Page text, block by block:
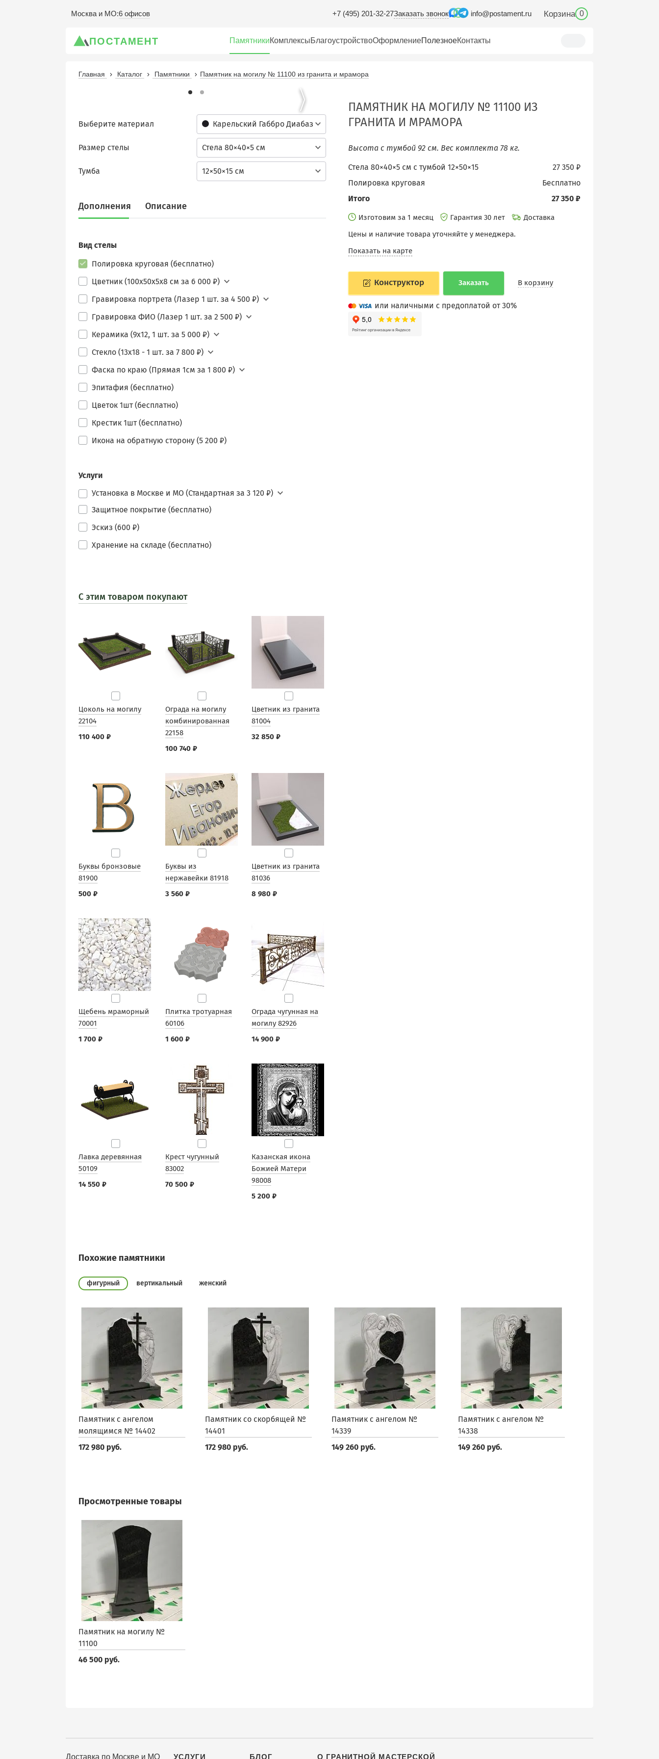
Москва и МО:6 офисов +7 (495) 201-32-27Заказать звонок info@postament.ru Корзина 0
ПОСТАМЕНТ ПамятникиКомплексыБлагоустройствоОформлениеПолезноеКонтакты
Главная Каталог Памятники Памятник на могилу № 11100 из гранита и мрамора
Карельский Габбро Диабаз
Выберите материал
Стела 80×40×5 см
Размер стелы
12×50×15 см
Тумба
Дополнения Описание
Вид стелы
Полировка круговая (бесплатно)
Цветник (100х50х5х8 см за 6 000 ₽)
Гравировка портрета (Лазер 1 шт. за 4 500 ₽)
Гравировка ФИО (Лазер 1 шт. за 2 500 ₽)
Керамика (9х12, 1 шт. за 5 000 ₽)
Стекло (13х18 - 1 шт. за 7 800 ₽)
Фаска по краю (Прямая 1см за 1 800 ₽)
Эпитафия (бесплатно)
Цветок 1шт (бесплатно)
Крестик 1шт (бесплатно)
Икона на обратную сторону (5 200 ₽)
Услуги
Установка в Москве и МО (Стандартная за 3 120 ₽)
Защитное покрытие (бесплатно)
Эскиз (600 ₽)
Хранение на складе (бесплатно)
С этим товаром покупают
Цоколь на могилу
22104
110 400 ₽
Ограда на могилу
комбинированная
22158
100 740 ₽
Цветник из гранита
81004
32 850 ₽
Буквы бронзовые
81900
500 ₽
Буквы из
нержавейки 81918
3 560 ₽
Цветник из гранита
81036
8 980 ₽
Щебень мраморный
70001
1 700 ₽
Плитка тротуарная
60106
1 600 ₽
Ограда чугунная на
могилу 82926
14 900 ₽
Лавка деревянная
50109
14 550 ₽
Крест чугунный
83002
70 500 ₽
Казанская икона
Божией Матери
98008
5 200 ₽
ПАМЯТНИК НА МОГИЛУ № 11100 ИЗ
ГРАНИТА И МРАМОРА
Высота с тумбой 92 см. Вес комплекта 78 кг.
27 350 ₽
Стела 80×40×5 см c тумбой 12×50×15
бесплатно
Полировка круговая
27 350 ₽
Итого
Изготовим за 1 месяц Гарантия 30 лет
Доставка
Цены и наличие товара уточняйте у менеджера.
Показать на карте
Конструктор Заказать В корзину
или наличными с предоплатой от 30%
Похожие памятники
фигурный вертикальный женский
Памятник с ангелом
молящимся № 14402
172 980 руб.
Памятник со скорбящей №
14401
172 980 руб.
Памятник с ангелом №
14339
149 260 руб.
Памятник с ангелом №
14338
149 260 руб.
Просмотренные товары
Памятник на могилу №
11100
46 500 руб.
Доставка по Москве и МО УСЛУГИ БЛОГ О ГРАНИТНОЙ МАСТЕРСКОЙ